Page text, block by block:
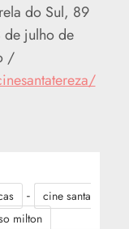
do Sul, 89
de julho de
/
-
cine santa
milton